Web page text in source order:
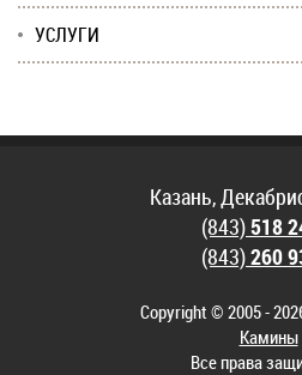
УСЛУГИ
Казань,
(843)518
(843)260
Copyright © 2005 -
Камины
Все права